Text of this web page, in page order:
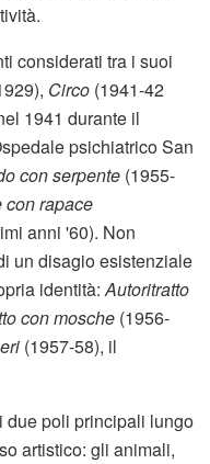
considerati tra i suoi
Circo (1941-42
1941 durante il
psichiatrico San
con serpente (1955-
con rapace
anni '60). Non
un disagio esistenziale
identità:Autoritratto
con mosche (1956-
(1957-58), il
due poli principali lungo
artistico: gli animali,